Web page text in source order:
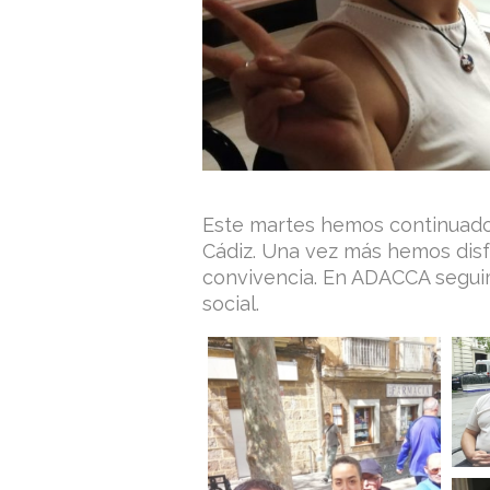
Este martes hemos
Cádiz. Una vez más hemos
convivencia. En ADACCA
social.